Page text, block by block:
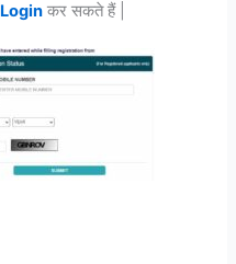
Login कर सकते हैं |